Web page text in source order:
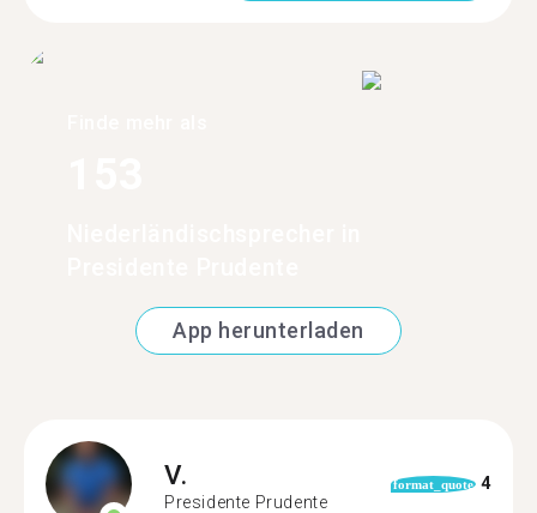
App herunterladen
V.
Presidente Prudente
format_quote 4